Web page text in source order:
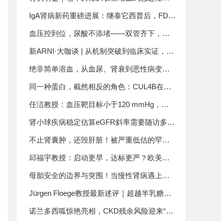
CSN 2023
会
损伤，误诊肺炎结核竟暗藏凶险！一例MPO-
ANCA相关小血管炎诊疗复盘
IgA肾病新药重磅进展：继泰它西普后，FDA
首款BAFF/APRIL双靶点药物阿塞西普获批上
市
血压控到位，尿酸不添堵——双管齐下，才
是高血压管理的正确打开方式
新ARNI·大咖谈 | 从机制突破到临床实证，沙
库巴曲阿利沙坦钙重塑高血压治疗新格局
绝非简单溶血，从血尿、肾衰到恶性病变！
揭开镰状细胞肾病的凶险全貌，临床诊疗要
点全总结
同一种蛋白，截然相反的角色：CUL4B在
DKD中“致损”，在AKI中“护肾”——刘广义教
授团队揭示其“双面机制”
任洁教授：血压靶目标小于120 mmHg，高
质量循证下的大势所趋！
肾小球疾病稳定估算eGFR斜率需要随访多
久？CureGN大型研究首次揭晓答案
不止肾囊肿，还毁肝脏！被严重低估的罕见
遗传病常染色体隐性多囊肾病
邱福宇教授：启动更早，达标更严？欧美最
新高血压指南的策略分歧与临床启示
母胎安全的边界与突围！当慢性肾病遇上妊
娠，CKD患者妊娠管理全攻略
Jürgen Floege教授最新述评｜超越半乳糖缺
陷型IgA1：重新审视IgA2在IgA肾病中的致病
诺兰多西呱惊艳亮相，CKD残余风险迎来“终